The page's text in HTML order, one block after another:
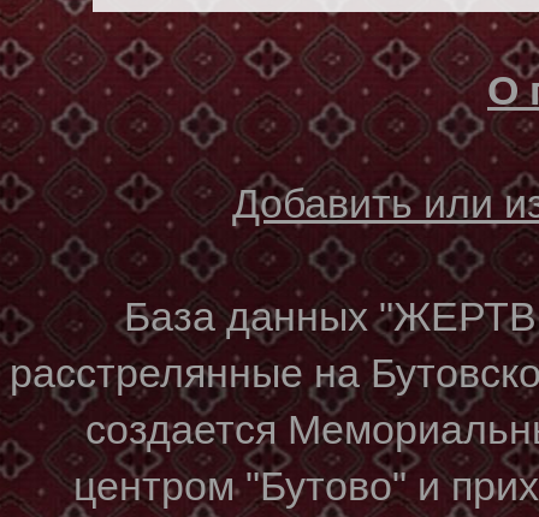
О
Добавить или
База данных
расстрелянные на
создается
центром "Бутово" и